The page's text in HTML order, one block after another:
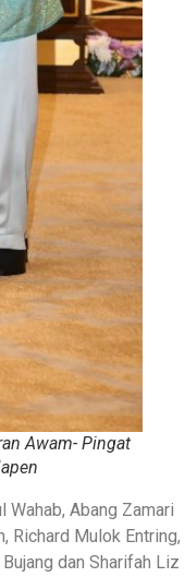
Awam- Pingat
Wahab, Abang Zamari
Richard Mulok Entring,
dan Sharifah Liz